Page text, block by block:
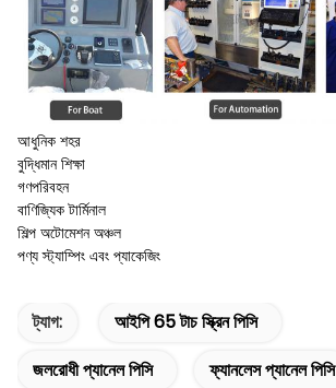
আধুনিক শহর
বুদ্ধিমান শিক্ষা
গণপরিবহন
বাণিজ্যিক টার্মিনাল
শিল্প অটোমেশন অঞ্চল
পণ্য স্ট্যাম্পিং এবং প্যাকেজিং
ট্যাগ:
আইপি 65 টাচ স্ক্রিন পিসি
জলরোধী প্যানেল পিসি
ফ্যানলেস প্যানেল পিসি